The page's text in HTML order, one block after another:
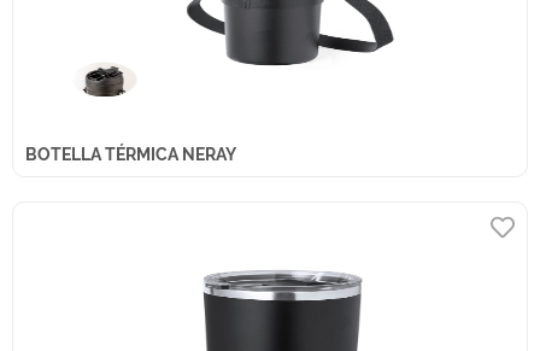
BOTELLA TÉRMICA NERAY